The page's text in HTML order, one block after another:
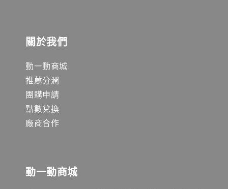
關於我們
動一動商城
推薦分潤
團購申請
點數兌換
廠商合作
動一動商城